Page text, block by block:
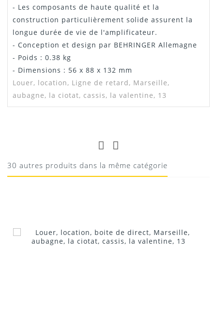
- Les composants de haute qualité et la
construction particulièrement solide assurent la
longue durée de vie de l'amplificateur.
- Conception et design par BEHRINGER Allemagne
- Poids : 0.38 kg
- Dimensions : 56 x 88 x 132 mm
Louer, location, Ligne de retard, Marseille,
aubagne, la ciotat, cassis, la valentine, 13
19/05/2020
Téléchargement
30 autres produits dans la même catégorie